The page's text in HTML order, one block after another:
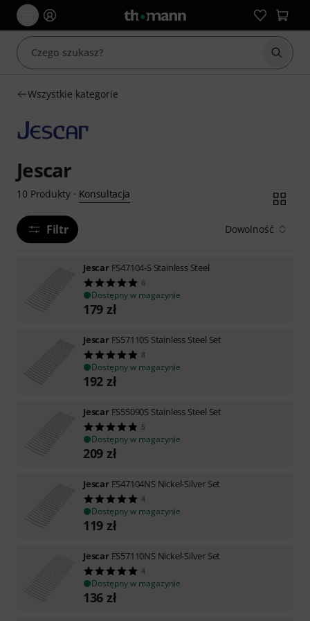
Wszystkie kategorie
Jescar
10 Produkty· Konsultacja
Filtr Dowolność
Jescar FS47104-S Stainless Steel
6
Dostępny w magazynie
179 zł
Jescar FS57110S Stainless Steel Set
8
Dostępny w magazynie
192 zł
Jescar FS55090S Stainless Steel Set
5
Dostępny w magazynie
209 zł
Jescar FS47104NS Nickel-Silver Set
4
Dostępny w magazynie
119 zł
Jescar FS57110NS Nickel-Silver Set
4
Dostępny w magazynie
136 zł